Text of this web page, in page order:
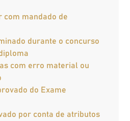
com mandado de
durante o concurso
com erro material ou
do Exame
por conta de atributos